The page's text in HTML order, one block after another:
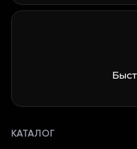
КАТАЛОГ